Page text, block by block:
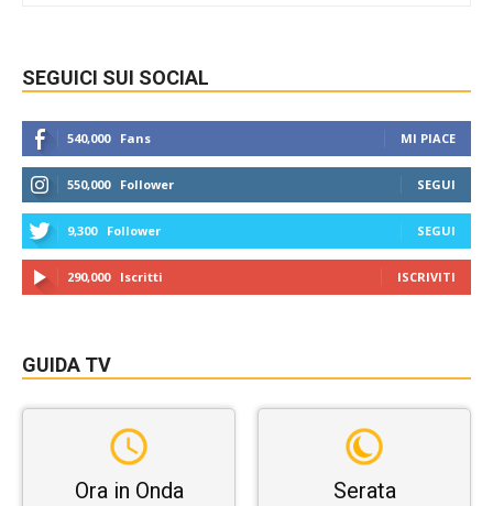
SEGUICI SUI SOCIAL
540,000 Fans MI PIACE
550,000 Follower SEGUI
9,300 Follower SEGUI
290,000 Iscritti ISCRIVITI
GUIDA TV
Ora in Onda Serata